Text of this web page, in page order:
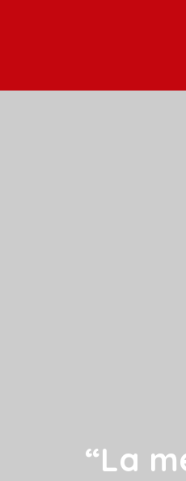
“La